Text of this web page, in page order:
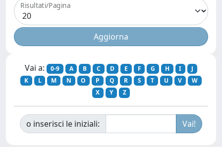
Risultati/Pagina
Vai a: 0-9 A B C D E F G H I
J
K
L M N O P Q R S T U V
W
X
Y Z
o inserisci le iniziali: